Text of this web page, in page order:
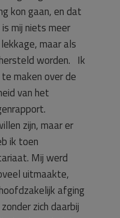
kon gaan, en dat
mij niets meer
maar als
worden. Ik
maken over de
van het
zijn, maar er
ik toen
Mij werd
uitmaakte,
afging
zich daarbij